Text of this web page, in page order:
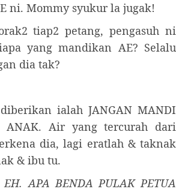
ni. Mommy syukur la jugak!
tiap2 petang, pengasuh ni
yang mandikan AE? Selalu
dia tak?
ialah JANGAN MANDI
ANAK. Air yang tercurah dari
dia, lagi eratlah & taknak
& ibu tu.
EH. APA BENDA PULAK PETUA